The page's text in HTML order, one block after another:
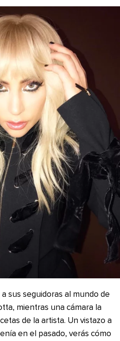
sus seguidoras al mundo de
mientras una cámara la
de la artista. Un vistazo a
en el pasado, verás cómo